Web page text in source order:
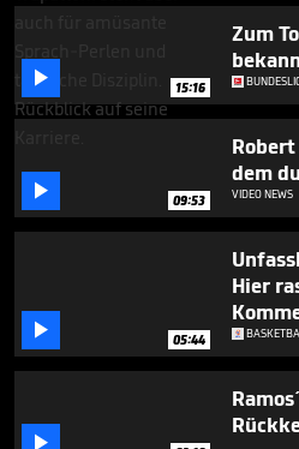
 15:16
Zum
 09:53
dem
VIDEO NEWS
 05:44
Hier
